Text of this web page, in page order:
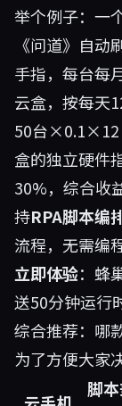
举个例子：一
《问道》自
手指，每台每
云盒，按每天
50台
盒的独立硬件
30%，综合收
持RPA脚本编
流程，无需编
立即体验： 蜂
送50分钟运行
综合推荐：哪
为了方便大家
脚